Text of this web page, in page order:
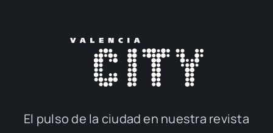
El pul­so de la ciu­dad en nues­tra revis­ta